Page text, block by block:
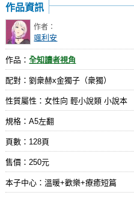
作品資訊
作者：
颯利安
作品：全知讀者視角
配對：劉衆赫x金獨子（衆獨）
性質屬性：女性向 輕小說類 小說本
規格：A5左翻
頁數：128頁
售價：250元
本子中心：溫暖+歡樂+療癒短篇